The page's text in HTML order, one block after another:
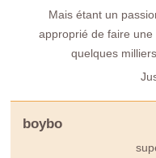
Mais étant un
approprié de faire
quelques
boybo